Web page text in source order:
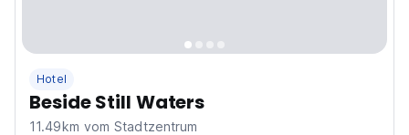
Hotel
Beside Still Waters
11.49km vom Stadtzentrum